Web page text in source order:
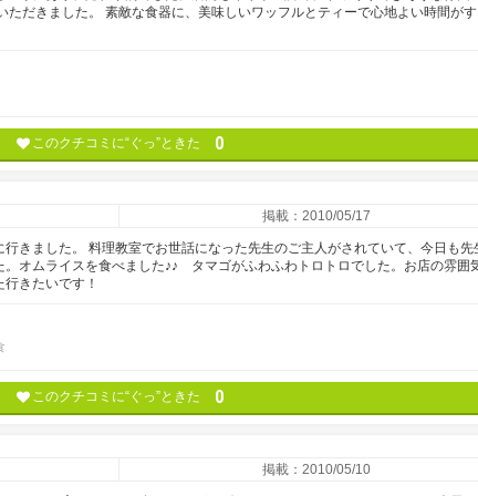
だきました。 素敵な食器に、美味しいワッフルとティーで心地よい時間が
このクチコミに“ぐっ”ときた 0
掲載：2010/05/17
きました。 料理教室でお世話になった先生のご主人がされていて、今日も先
。オムライスを食べました♪♪ タマゴがふわふわトロトロでした。お店の雰囲
きたいです！
このクチコミに“ぐっ”ときた 0
掲載：2010/05/10